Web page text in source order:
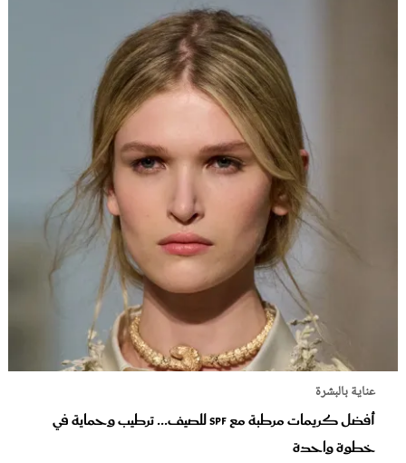
عناية بالبشرة
أفضل كريمات مرطبة مع SPF للصيف... ترطيب وحماية في
خطوة واحدة